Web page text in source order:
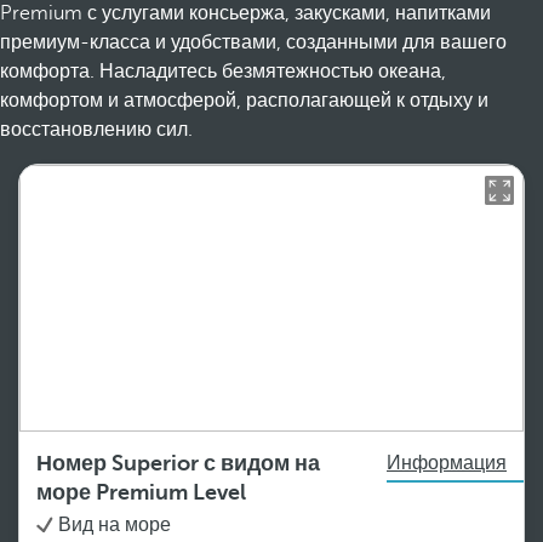
Premium с услугами консьержа, закусками, напитками
премиум-класса и удобствами, созданными для вашего
комфорта. Насладитесь безмятежностью океана,
комфортом и атмосферой, располагающей к отдыху и
восстановлению сил.
Номер Superior с видом на
море Premium Level
Информация
Вид на море